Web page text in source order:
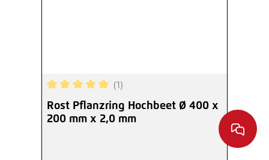
Durchschnittliche Bewertung von 5 von 5
(1)
Rost Pflanzring Hochbeet Ø 400 x
200 mm x 2,0 mm